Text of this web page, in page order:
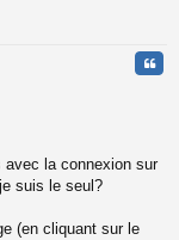
la connexion sur
suis le seul?
(en cliquant sur le